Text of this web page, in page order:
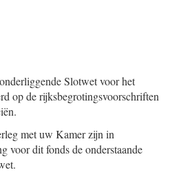
Slotwet voor het
op de rijksbegrotingsvoorschriften
met uw Kamer zijn in
voor dit fonds de onderstaande